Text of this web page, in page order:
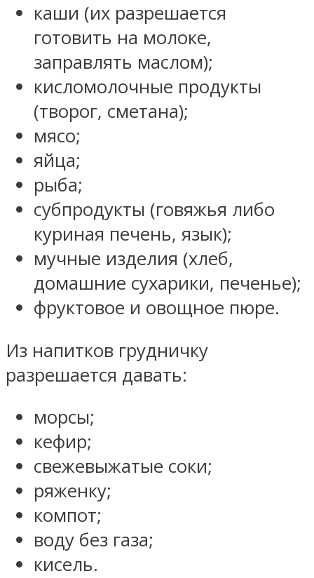
каши (их разрешается
готовить на молоке,
заправлять маслом);
кисломолочные продукты
(творог, сметана);
мясо;
яйца;
рыба;
субпродукты (говяжья либо
куриная печень, язык);
мучные изделия (хлеб,
домашние сухарики, печенье);
фруктовое и овощное пюре.
Из напитков грудничку
разрешается давать:
морсы;
кефир;
свежевыжатые соки;
ряженку;
компот;
воду без газа;
кисель.